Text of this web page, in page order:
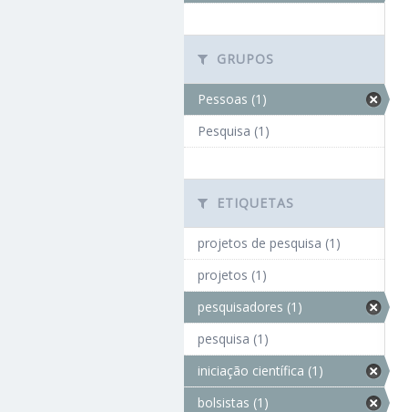
GRUPOS
Pessoas (1)
Pesquisa (1)
ETIQUETAS
projetos de pesquisa (1)
projetos (1)
pesquisadores (1)
pesquisa (1)
iniciação científica (1)
bolsistas (1)